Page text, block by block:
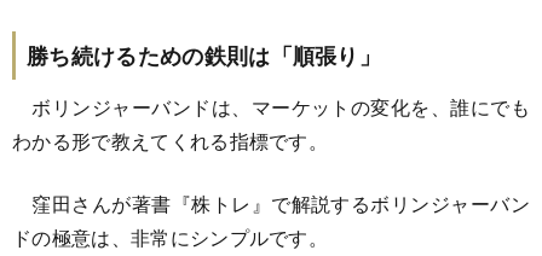
勝ち続けるための鉄則は「順張り」
ボリンジャーバンドは、マーケットの変化を、誰にでも
わかる形で教えてくれる指標です。
窪田さんが著書『株トレ』で解説するボリンジャーバン
ドの極意は、非常にシンプルです。